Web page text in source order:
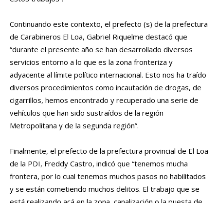
Continuando este contexto, el prefecto (s) de la prefectura
de Carabineros El Loa, Gabriel Riquelme destacó que
“durante el presente año se han desarrollado diversos
servicios entorno a lo que es la zona fronteriza y
adyacente al límite político internacional. Esto nos ha traído
diversos procedimientos como incautación de drogas, de
cigarrillos, hemos encontrado y recuperado una serie de
vehículos que han sido sustraídos de la región
Metropolitana y de la segunda región”.
Finalmente, el prefecto de la prefectura provincial de El Loa
de la PDI, Freddy Castro, indicó que “tenemos mucha
frontera, por lo cual tenemos muchos pasos no habilitados
y se están cometiendo muchos delitos. El trabajo que se